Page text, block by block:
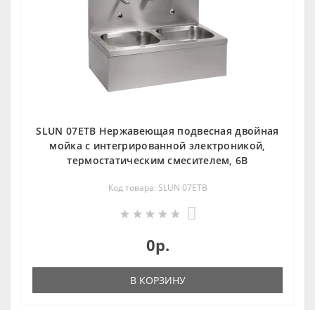
SLUN 07ETB Нержавеющая подвесная двойная
мойка с интегрированной электроникой,
термостатическим смесителем, 6В
Код товара: SLUN 07ETB
0р.
В КОРЗИНУ